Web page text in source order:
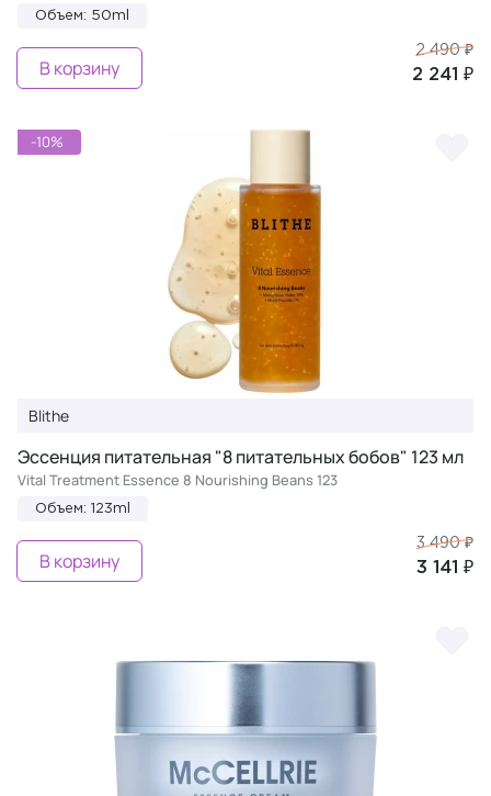
Объем: 50ml
2 490 ₽
2 241 ₽
В корзину
-10%
Blithe
Эссенция питательная "8 питательных бобов" 123 мл
Vital Treatment Essence 8 Nourishing Beans 123
Объем: 123ml
3 490 ₽
3 141 ₽
В корзину